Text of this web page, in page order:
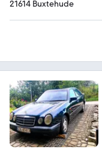
21614 Buxtehude